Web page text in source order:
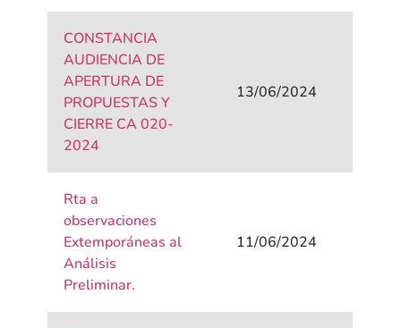
CONSTANCIA
AUDIENCIA DE
APERTURA DE
PROPUESTAS Y
CIERRE CA 020-
2024
13/06/2024
Rta a
observaciones
Extemporáneas al
Análisis
Preliminar.
11/06/2024